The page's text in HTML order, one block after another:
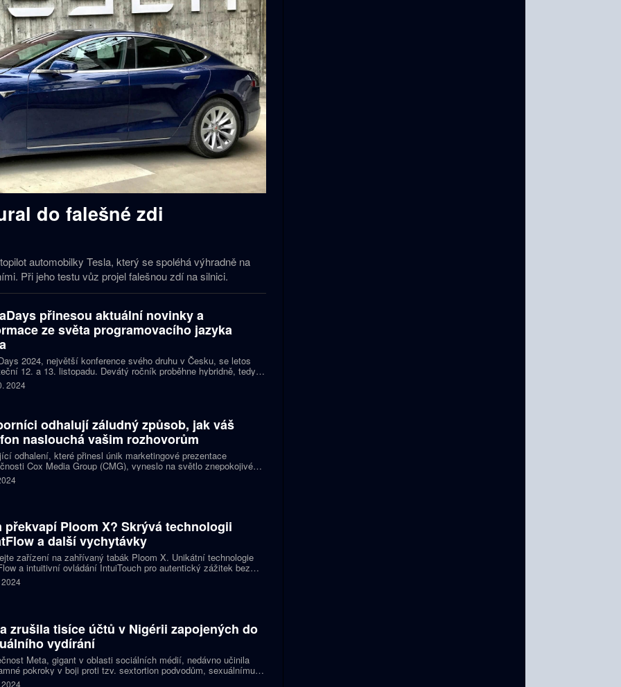
do falešné zdi
automobilky Tesla, který se spoléhá výhradně na
Při jeho testu vůz projel falešnou zdí na silnici.
přinesou aktuální novinky a
ze světa programovacího jazyka
2024, největší konference svého druhu v Česku, se letos
12. a 13. listopadu. Devátý ročník proběhne hybridně, tedy
v CineStar OC Černý Most v Praze, tak i online. Účastníci
těšit na nejnovější informace o této populární platformě.
2024
odhalují záludný způsob, jak váš
naslouchá vašim rozhovorům
odhalení, které přinesl únik marketingové prezentace
Cox Media Group (CMG), vyneslo na světlo znepokojivé
odposlouchávání, které pronikly do technologického průmyslu.
spekulace o soukromí spotřebitelů používajících chytrá
překvapí Ploom X? Skrývá technologii
a další vychytávky
zařízení na zahřívaný tabák Ploom X. Unikátní technologie
a intuitivní ovládání IntuiTouch pro autentický zážitek bez
zápachu.
2024
zrušila tisíce účtů v Nigérii zapojených do
vydírání
Meta, gigant v oblasti sociálních médií, nedávno učinila
pokroky v boji proti tzv. sextortion podvodům, sexuálnímu
Většinou byly zaměřené na dospělé muže v USA a jejich